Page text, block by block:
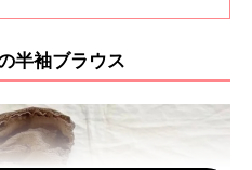
イテムを集めました！元子ども
ているので、ぜひチェックして
半袖ブラウス